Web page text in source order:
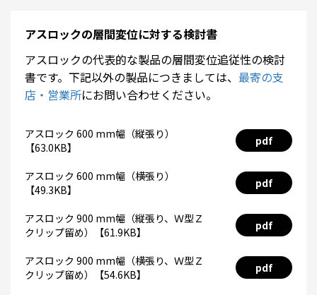
アスロックの層間変位に対する検討書
アスロックの代表的な製品の層間変位追従性の検討
書です。下記以外の製品につきましては、 最寄の支
店・営業所にお問い合わせください。
アスロック 600 mm幅（縦張り）
【63.0KB】
pdf
アスロック 600 mm幅（横張り）
【49.3KB】
pdf
アスロック 900 mm幅（縦張り、Ｗ型Ｚ
クリップ留め）【61.9KB】
pdf
アスロック 900 mm幅（横張り、Ｗ型Ｚ
クリップ留め）【54.6KB】
pdf